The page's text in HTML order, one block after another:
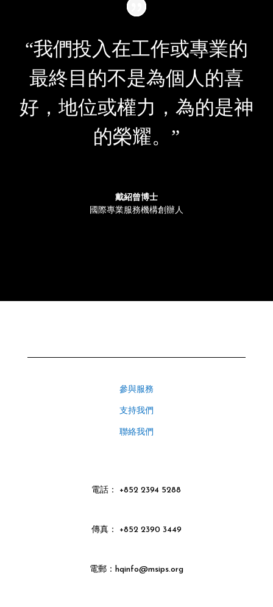
“我們投入在工作或專業的
最終目的不是為個人的喜
好，地位或權力，為的是神
的榮耀。”
戴紹曾博士
國際專業服務機構創辦人
參與服務
支持我們
聯絡我們
電話 ： +852 2394 5288
傳真： +852 2390 3449
電郵：hqinfo@msips.org